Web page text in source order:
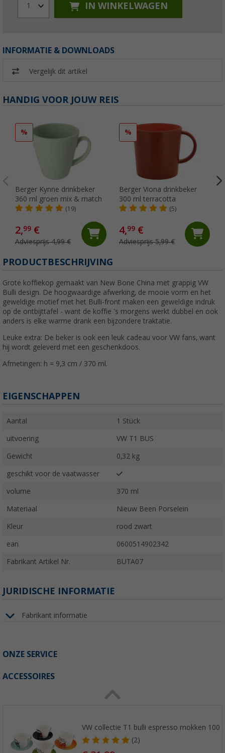
1 IN WINKELWAGEN
INFORMATIE & DOWNLOADS
Vergelijk dit artikel
HANDIG VOOR JOUW REIS
%
Berger Kynne drinkbeker
360 ml groen mix & match
(19)
2,99 €
Adviesprijs 4,99 €
%
Berger Viona drinkbeker
300 ml terracotta
(5)
4,99€
Adviesprijs 5,99 €
PRODUCTBESCHRIJVING
Grote koffiekop gemaakt van New Bone China met grappig VW
Bulli design. De hoogwaardige afwerking, de mooie vorm en het
geweldige motief met het Bulli-front maken een geweldige indruk
op de ontbijttafel - want de koffie 's morgens werkt dubbel en ook
anders is elke warme drank een bijzondere traktatie.
Leuke extra: De beker is ook een leuk cadeau voor VW fans, want
hij wordt geleverd met een geschenkdoos.
Afmetingen: h = 9,3 cm / 370 ml.
EIGENSCHAPPEN
Aantal 1 Stück
uitvoering VW T1 BUS
Gewicht 0,32 kg
geschikt voor de vaatwasser
volume 370 ml
Materiaal Nieuw Been Porselein
Kleur rood zwart
ean 0600514902342
Fabrikant Artikel Nr. BUTA07
JURIDISCHE INFORMATIE
Fabrikant informatie
ONZE SERVICE
ACCESSOIRES
VW collectie T1 bulli espresso mokken 100
(2)